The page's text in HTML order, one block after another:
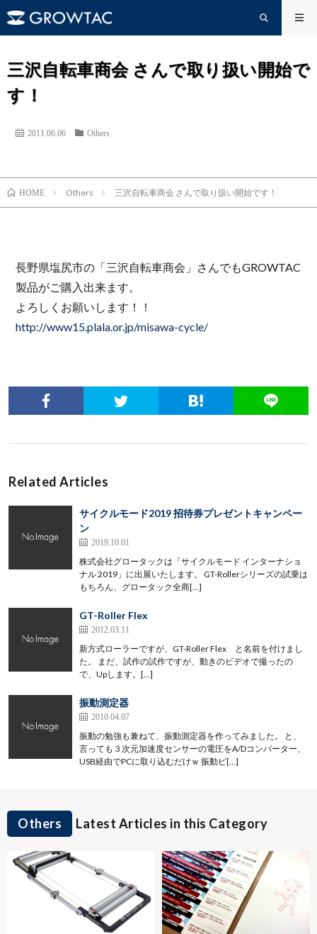
三沢自転車商会 さんで取り扱い開始で
す！
2011.06.06 Others
HOME Others 三沢自転車商会 さんで取り扱い開始です！
長野県塩尻市の「三沢自転車商会」さんでもGROWTAC
製品がご購入出来ます。
よろしくお願いします！！
http://www15.plala.or.jp/misawa-cycle/
Related Articles
サイクルモード2019 招待券プレゼントキャンペー
ン
2019.10.01
株式会社グロータックは「サイクルモード インターナショ
ナル 2019」に出展いたします。 GT-Rollerシリーズの試乗は
もちろん、グロータック全商[…]
GT-Roller Flex
2012.03.11
新方式ローラーですが、GT-Roller Flex と名前を付けまし
た。 まだ、試作の試作ですが、動きのビデオで撮ったの
で、Upします。[…]
振動測定器
2010.04.07
振動の勉強も兼ねて、振動測定器を作ってみました。 と、
言っても３次元加速度センサーの電圧をA/Dコンバーター、
USB経由でPCに取り込むだけｗ 振動ピ[…]
Others Latest Articles in this Category